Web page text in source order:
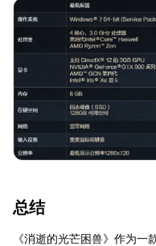
总结
《消逝的光芒困兽》作为